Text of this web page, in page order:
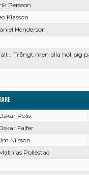
Persson
Klasson
Henderson
Trångt men alla höll sig
Polis
Fajfer
Nilsson
Pollestad